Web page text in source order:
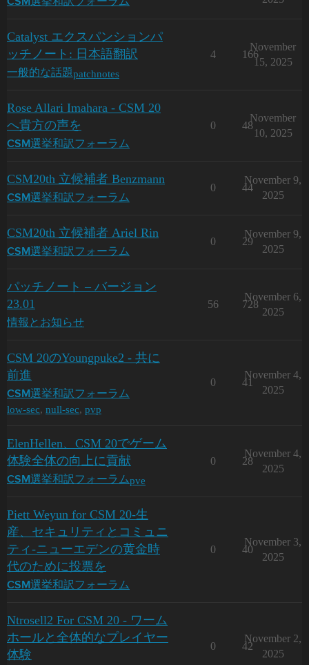
Catalyst エクスパンションパ
ッチノート: 日本語翻訳
一般的な話題patchnotes
4 166
November
15, 2025
Rose Allari Imahara - CSM 20
へ貴方の声を
CSM選挙和訳フォーラム
0 48
November
10, 2025
CSM20th 立候補者 Benzmann
CSM選挙和訳フォーラム
0 44
November 9,
2025
CSM20th 立候補者 Ariel Rin
CSM選挙和訳フォーラム
0 29
November 9,
2025
パッチノート – バージョン
23.01
情報とお知らせ
56 728
November 6,
2025
CSM 20のYoungpuke2 - 共に
前進
CSM選挙和訳フォーラム
low-sec, null-sec, pvp
0 41
November 4,
2025
ElenHellen、CSM 20でゲーム
体験全体の向上に貢献
CSM選挙和訳フォーラムpve
0 28
November 4,
2025
Piett Weyun for CSM 20-生
産、セキュリティとコミュニ
ティ-ニューエデンの黄金時
代のために投票を
CSM選挙和訳フォーラム
0 40
November 3,
2025
Ntrosell2 For CSM 20 - ワーム
ホールと全体的なプレイヤー
体験
0 42
November 2,
2025